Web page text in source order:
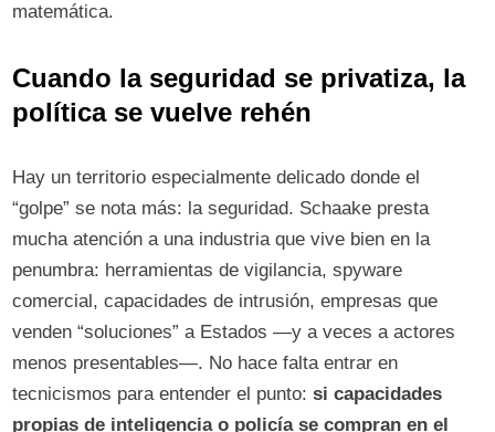
matemática.
Cuando la seguridad se privatiza, la
política se vuelve rehén
Hay un territorio especialmente delicado donde el
“golpe” se nota más: la seguridad. Schaake presta
mucha atención a una industria que vive bien en la
penumbra: herramientas de vigilancia, spyware
comercial, capacidades de intrusión, empresas que
venden “soluciones” a Estados —y a veces a actores
menos presentables—. No hace falta entrar en
tecnicismos para entender el punto:si capacidades
propias de inteligencia o policía se compran en el